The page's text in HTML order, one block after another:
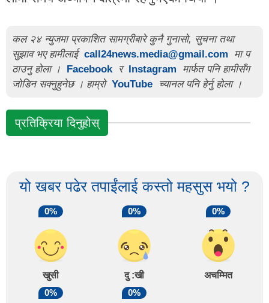
कल २४ न्युजमा प्रकाशित सामग्रीबारे कुनै गुनासो, सुचना तथा
सुझाव भए हामीलाई call24news.media@gmail.com
मा प
ठाउनु होला ।
Facebook र Instagram
मार्फत पनि हामीसँग
जोडिन सक्नुहुनेछ । हाम्रो YouTube च्यानल पनि हेर्नु होला ।
प्रतिक्रिया दिनुहोस्
यो खबर पढेर तपाईंलाई कस्तो महसुस भयो ?
0%
खुसी
0%
दु :खी
0%
अचम्मित
0%
0%